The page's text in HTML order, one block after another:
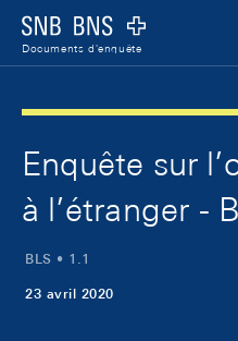
Logo
Documents d'enquête
Enquête sur
à l’étranger -
BLS • 1.1
23 avril 2020